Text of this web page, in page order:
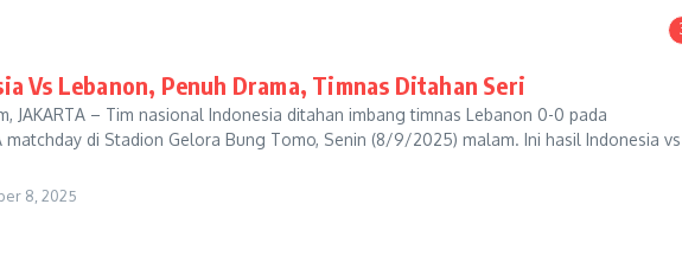
Vs Lebanon, Penuh Drama, Timnas Ditahan Seri
JAKARTA – Tim nasional Indonesia ditahan imbang timnas Lebanon 0-0 pada
matchday di Stadion Gelora Bung Tomo, Senin (8/9/2025) malam. Ini hasil Indonesia vs
8, 2025